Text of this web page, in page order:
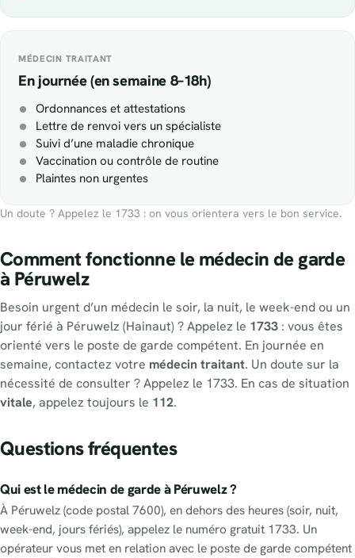
MÉDECIN TRAITANT
En journée (en semaine 8–18h)
Ordonnances et attestations
Lettre de renvoi vers un spécialiste
Suivi d’une maladie chronique
Vaccination ou contrôle de routine
Plaintes non urgentes
Un doute ? Appelez le 1733 : on vous orientera vers le bon service.
Comment fonctionne le médecin de garde
à Péruwelz
Besoin urgent d’un médecin le soir, la nuit, le week-end ou un
jour férié à Péruwelz (Hainaut) ? Appelez le 1733 : vous êtes
orienté vers le poste de garde compétent. En journée en
semaine, contactez votre médecin traitant. Un doute sur la
nécessité de consulter ? Appelez le 1733. En cas de situation
vitale, appelez toujours le 112.
Questions fréquentes
Qui est le médecin de garde à Péruwelz ?
À Péruwelz (code postal 7600), en dehors des heures (soir, nuit,
week-end, jours fériés), appelez le numéro gratuit 1733. Un
opérateur vous met en relation avec le poste de garde compétent